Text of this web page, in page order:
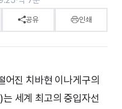
공유 인쇄
어진 치바현 이나게구의
세계 최고의 중입자선